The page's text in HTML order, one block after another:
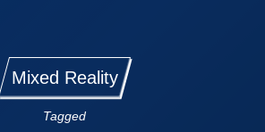
Mixed Reality
Tagged